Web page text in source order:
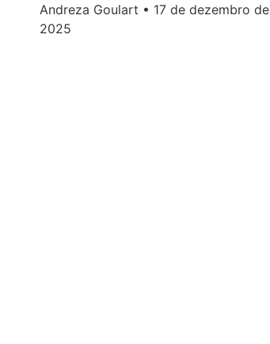
Andreza Goulart
17 de dezembro de
2025